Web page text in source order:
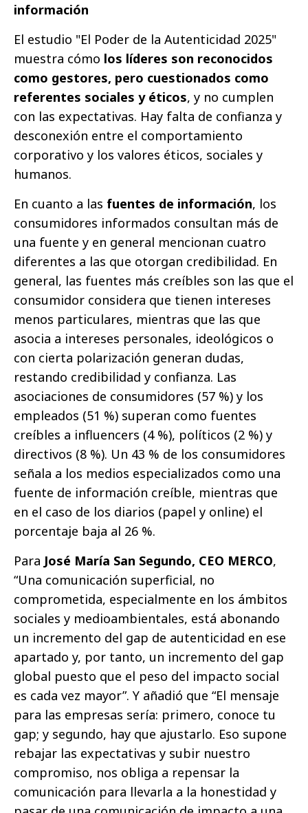
información
El estudio "El Poder de la Autenticidad 2025"
muestra cómo los líderes son reconocidos
como gestores, pero cuestionados como
referentes sociales y éticos, y no cumplen
con las expectativas. Hay falta de confianza y
desconexión entre el comportamiento
corporativo y los valores éticos, sociales y
humanos.
En cuanto a las fuentes de información, los
consumidores informados consultan más de
una fuente y en general mencionan cuatro
diferentes a las que otorgan credibilidad. En
general, las fuentes más creíbles son las que el
consumidor considera que tienen intereses
menos particulares, mientras que las que
asocia a intereses personales, ideológicos o
con cierta polarización generan dudas,
restando credibilidad y confianza. Las
asociaciones de consumidores (57 %) y los
empleados (51 %) superan como fuentes
creíbles a influencers (4 %), políticos (2 %) y
directivos (8 %). Un 43 % de los consumidores
señala a los medios especializados como una
fuente de información creíble, mientras que
en el caso de los diarios (papel y online) el
porcentaje baja al 26 %.
Para José María San Segundo, CEO MERCO,
“Una comunicación superficial, no
comprometida, especialmente en los ámbitos
sociales y medioambientales, está abonando
un incremento del gap de autenticidad en ese
apartado y, por tanto, un incremento del gap
global puesto que el peso del impacto social
es cada vez mayor”. Y añadió que “El mensaje
para las empresas sería: primero, conoce tu
gap; y segundo, hay que ajustarlo. Eso supone
rebajar las expectativas y subir nuestro
compromiso, nos obliga a repensar la
comunicación para llevarla a la honestidad y